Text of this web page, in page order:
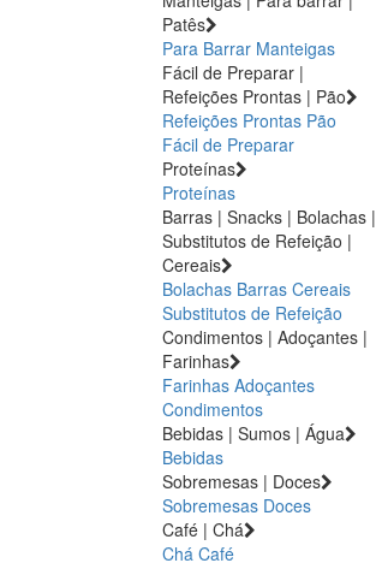
Patês
Para Barrar Manteigas
Fácil de Preparar |
Refeições Prontas | Pão
Refeições Prontas Pão
Fácil de Preparar
Proteínas
Proteínas
Barras | Snacks | Bolachas |
Substitutos de Refeição |
Cereais
Bolachas Barras Cereais
Substitutos de Refeição
Condimentos | Adoçantes |
Farinhas
Farinhas Adoçantes
Condimentos
Bebidas | Sumos | Água
Bebidas
Sobremesas | Doces
Sobremesas Doces
Café | Chá
Chá Café